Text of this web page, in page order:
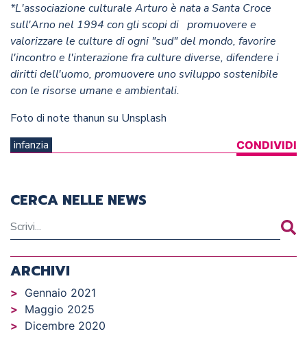
*L'associazione culturale Arturo è nata a Santa Croce
sull'Arno nel 1994 con gli scopi di promuovere e
valorizzare le culture di ogni "sud" del mondo, favorire
l'incontro e l'interazione fra culture diverse, difendere i
diritti dell'uomo, promuovere uno sviluppo sostenibile
con le risorse umane e ambientali.
Foto di note thanun su Unsplash
infanzia
CONDIVIDI
CERCA NELLE NEWS
ARCHIVI
Gennaio 2021
Maggio 2025
Dicembre 2020